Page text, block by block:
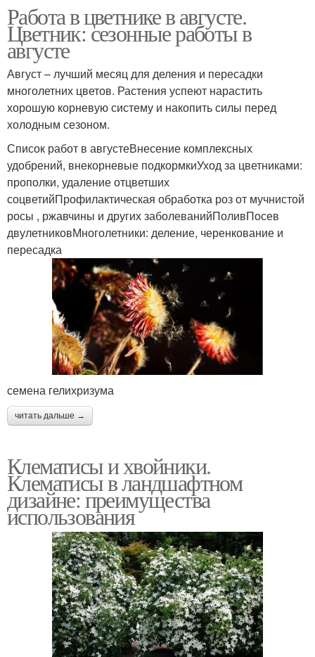
Клумбы из многолетних
цветов
Многолетние цвета
первоцветы
Засухоустойчивые
цветы
Весенние цветы
Многолетние розы
Растение с
фиолетовыми цветами
Цвета с сиреневыми и Фиолетовые цветы
Цвета с сиреневыми
Многолетний цветок
Цвета под зиму
Работа в цветнике в августе.
Цветник: сезонные работы в
августе
Август – лучший месяц для деления и пересадки
многолетних цветов. Растения успеют нарастить
хорошую корневую систему и накопить силы перед
холодным сезоном.
Список работ в августеВнесение комплексных
удобрений, внекорневые подкормкиУход за цветниками:
прополки, удаление отцветших
соцветийПрофилактическая обработка роз от мучнистой
росы , ржавчины и других заболеванийПоливПосев
двулетниковМноголетники: деление, черенкование и
пересадка
семена гелихризума
читать дальше →
Клематисы и хвойники.
Клематисы в ландшафтном
дизайне: преимущества
использования